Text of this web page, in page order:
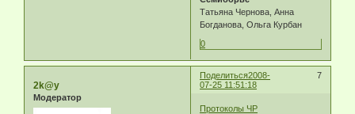
Татьяна Чернова, Анна
Богданова, Ольга Курбан
0
Поделиться 7
2008-
07-25 11:51:18
2k@y
Модератор
Протоколы ЧР